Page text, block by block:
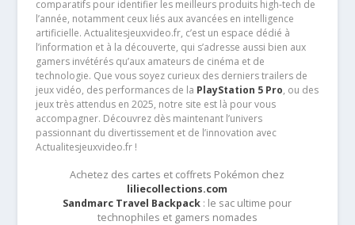
comparatifs pour identifier les meilleurs produits high-tech de
l’année, notamment ceux liés aux avancées en intelligence
artificielle. Actualitesjeuxvideo.fr, c’est un espace dédié à
l’information et à la découverte, qui s’adresse aussi bien aux
gamers invétérés qu’aux amateurs de cinéma et de
technologie. Que vous soyez curieux des derniers trailers de
jeux vidéo, des performances de la PlayStation 5 Pro, ou des
jeux très attendus en 2025, notre site est là pour vous
accompagner. Découvrez dès maintenant l’univers
passionnant du divertissement et de l’innovation avec
Actualitesjeuxvideo.fr !
Achetez des cartes et coffrets Pokémon chez
liliecollections.com
Sandmarc Travel Backpack : le sac ultime pour
technophiles et gamers nomades